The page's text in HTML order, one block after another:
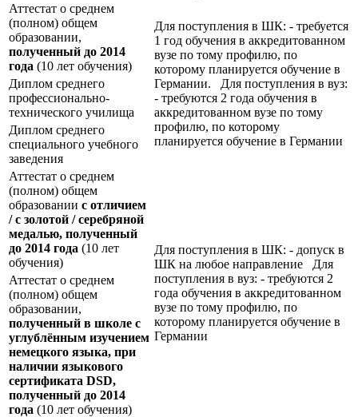
Аттестат о среднем
(полном) общем
образовании,
полученный до 2014
года (10 лет обучения)
Для поступления в ШК: - требуется
1 год обучения в аккредитованном
вузе по тому профилю, по
которому планируется обучение в
Германии. Для поступления в вуз:
- требуются 2 года обучения в
аккредитованном вузе по тому
профилю, по которому
планируется обучение в Германии
Диплом среднего
профессионально-
технического училища
Диплом среднего
специального учебного
заведения
Аттестат о среднем
(полном) общем
образовании с отличием
/ с золотой / серебряной
медалью, полученный
до 2014 года (10 лет
обучения)
Для поступления в ШК: - допуск в
ШК на любое направление Для
поступления в вуз: - требуются 2
года обучения в аккредитованном
вузе по тому профилю, по
которому планируется обучение в
Германии
Аттестат о среднем
(полном) общем
образовании,
полученный в школе с
углублённым изучением
немецкого языка, при
наличии языкового
сертификата DSD,
полученный до 2014
года (10 лет обучения)